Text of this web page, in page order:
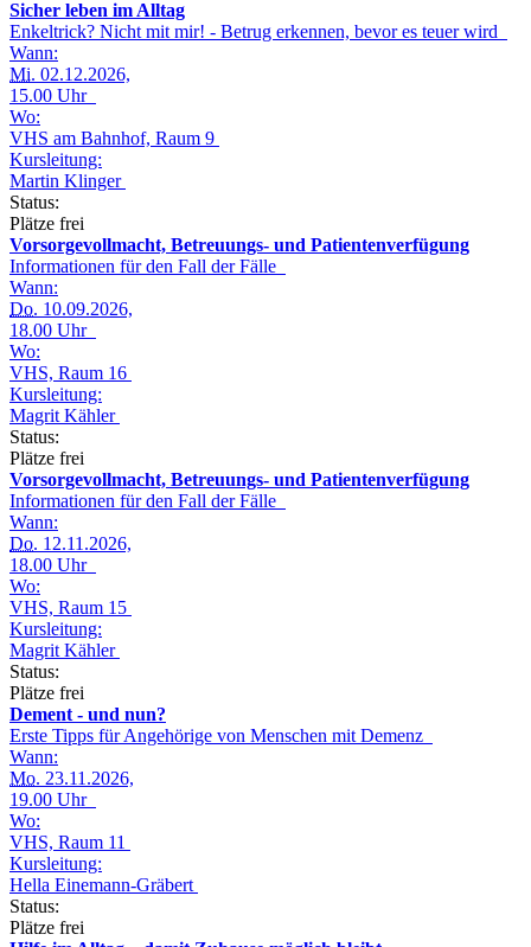
Sicher leben im Alltag
Enkeltrick? Nicht mit mir! - Betrug erkennen, bevor es teuer wird
Wann:
Mi. 02.12.2026,
15.00 Uhr
Wo:
VHS am Bahnhof, Raum 9
Kursleitung:
Martin Klinger
Status:
Plätze frei
Vorsorgevollmacht, Betreuungs- und Patientenverfügung
Informationen für den Fall der Fälle
Wann:
Do. 10.09.2026,
18.00 Uhr
Wo:
VHS, Raum 16
Kursleitung:
Magrit Kähler
Status:
Plätze frei
Vorsorgevollmacht, Betreuungs- und Patientenverfügung
Informationen für den Fall der Fälle
Wann:
Do. 12.11.2026,
18.00 Uhr
Wo:
VHS, Raum 15
Kursleitung:
Magrit Kähler
Status:
Plätze frei
Dement - und nun?
Erste Tipps für Angehörige von Menschen mit Demenz
Wann:
Mo. 23.11.2026,
19.00 Uhr
Wo:
VHS, Raum 11
Kursleitung:
Hella Einemann-Gräbert
Status:
Plätze frei